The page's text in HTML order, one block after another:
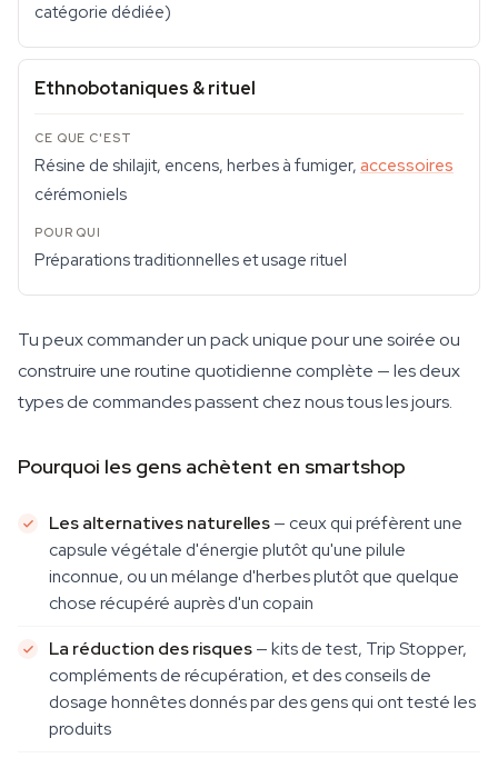
catégorie dédiée)
Ethnobotaniques & rituel
Résine de shilajit, encens, herbes à fumiger, accessoires
cérémoniels
Préparations traditionnelles et usage rituel
Tu peux commander un pack unique pour une soirée ou
construire une routine quotidienne complète — les deux
types de commandes passent chez nous tous les jours.
Pourquoi les gens achètent en smartshop
Les alternatives naturelles— ceux qui préfèrent une
capsule végétale d'énergie plutôt qu'une pilule
inconnue, ou un mélange d'herbes plutôt que quelque
chose récupéré auprès d'un copain
La réduction des risques— kits de test, Trip Stopper,
compléments de récupération, et des conseils de
dosage honnêtes donnés par des gens qui ont testé les
produits